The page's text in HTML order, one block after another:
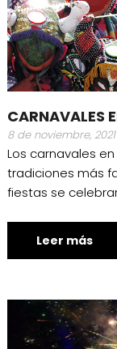
CARNAVALES
8 de noviembre, 2021
Los carnavales
tradiciones más
fiestas se
Leer más